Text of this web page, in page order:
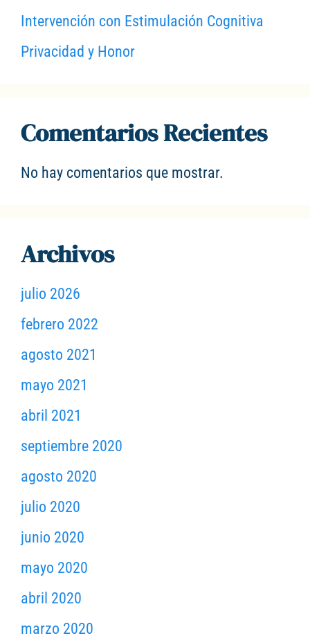
Intervención con Estimulación Cognitiva
Privacidad y Honor
Comentarios Recientes
No hay comentarios que mostrar.
Archivos
julio 2026
febrero 2022
agosto 2021
mayo 2021
abril 2021
septiembre 2020
agosto 2020
julio 2020
junio 2020
mayo 2020
abril 2020
marzo 2020